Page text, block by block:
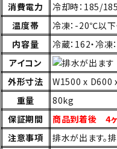
消費電力
冷却時：185/
温度帯
冷凍：-20℃以
内容量
冷蔵：162・冷凍
アイコン
外形寸法
W1500 x D600
重量
80kg
保証期間
商品到着後 4
注意事項
排水が出ます。